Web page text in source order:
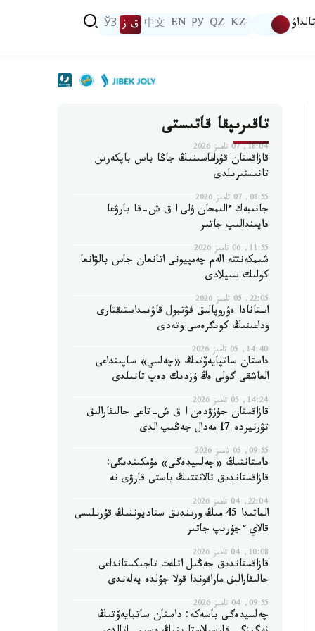
تالداۋ KZ
QZ
РУ
EN
中文 ق ز ЎЗ
تاقىرىپقا قاتىستى
18:04, 07 تامىز 2026
قازاقستان قۇراماسىنىڭ جاڭا باس باپكەرىن
تانىستىرىلدى
08:55, 07 تامىز 2026
جانىبەك ءالىمحان ۇلى ا ق ش-قا بارۋعا
دايىندالىپ جاتىر
11:55, 06 تامىز 2026
شىمكەنتتە الەم چەمپيونى اتانعان جاس بالۋانعا
كولىك سىيلادى
22:05, 05 تامىز 2026
استانادا ەۋروپالىق فۋتبول قاۋىمداستىقتارى
وداعىنىڭ كونگرەسى وتەدى
14:40, 05 تامىز 2026
داستان ساتپايەۆتىڭ «چەلسي» ساپىنداعى
العاشقى گولى ەڭ ۇزدىك دەپ تانىلدى
14:24, 05 تامىز 2026
قازاقستان جۇزۋدەن ا ق ش-تاعى حالىقارالىق
تۋرنيردە 17 مەدال جەڭىپ الدى
09:55, 05 تامىز 2026
داستاننىڭ «چەلسيدەگى» مۇمكىندىگى:
قازاقستاندىق تالانتتىڭ باستى قارۋى نە
22:04, 04 تامىز 2026
الماتىدا 45 مىڭ ورىندىق ستاديوننىڭ قۇرىلىسى
قالاي ءجۇرىپ جاتىر
10:08, 04 تامىز 2026
قازاقستاندىق جەڭىل اتلەت تاجىكستانداعى
حالىقارالىق مارافوندا قولا جۇلدە يەلەندى
09:55, 04 تامىز 2026
چەلسيدەگى باسەكە: داستان ساتبايەۆتىڭ